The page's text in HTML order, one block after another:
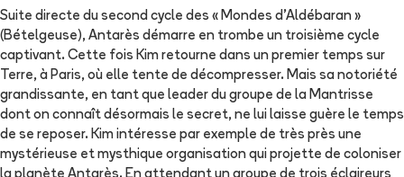
Suite directe du second cycle des « Mondes d'Aldébaran »
(Bételgeuse), Antarès démarre en trombe un troisième cycle
captivant. Cette fois Kim retourne dans un premier temps sur
Terre, à Paris, où elle tente de décompresser. Mais sa notoriété
grandissante, en tant que leader du groupe de la Mantrisse
dont on connaît désormais le secret, ne lui laisse guère le temps
de se reposer. Kim intéresse par exemple de très près une
mystérieuse et mysthique organisation qui projette de coloniser